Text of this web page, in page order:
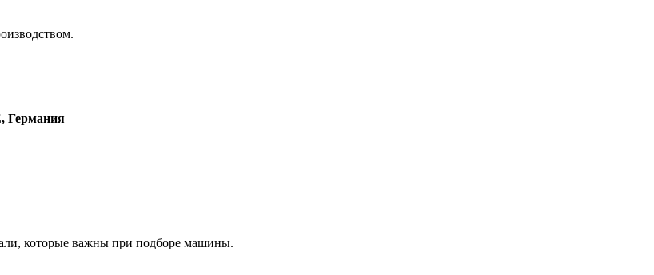
Германия
которые важны при подборе машины.